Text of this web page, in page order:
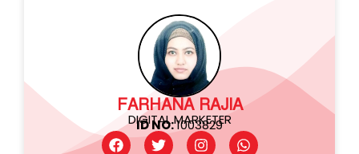
FARHANA RAJIA
DIGITAL MARKETER
ID NO:1003829